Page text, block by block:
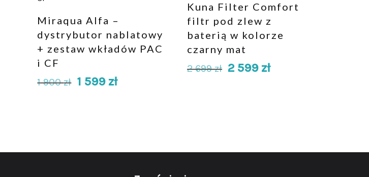
Miraqua Alfa –
dystrybutor nablatowy
+ zestaw wkładów PAC
i CF
1 900zł 1 599 zł
Kuna Filter Comfort
filtr pod zlew z
baterią w kolorze
czarny mat
2 699zł 2 599 zł